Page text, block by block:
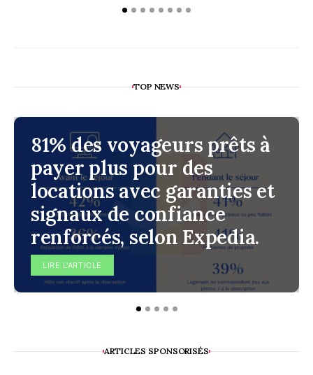
TOP NEWS
81% des voyageurs prêts à
payer plus pour des
locations avec garanties et
signaux de confiance
renforcés, selon Expedia.
LIRE L'ARTICLE
ARTICLES SPONSORISÉS